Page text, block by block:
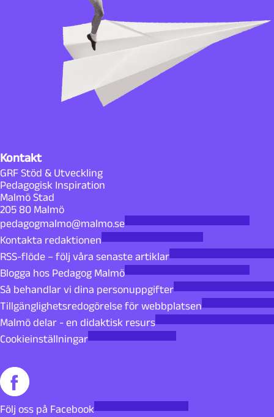
Kontakt
GRF Stöd & Utveckling
Pedagogisk Inspiration
Malmö Stad
205 80 Malmö
pedagogmalmo@malmo.se
Kontakta redaktionen
RSS-flöde – följ våra senaste artiklar
Blogga hos Pedagog Malmö
Så behandlar vi dina personuppgifter
Tillgänglighetsredogörelse för webbplatsen
Malmö delar - en didaktisk resurs
Cookieinställningar
Följ oss på Facebook